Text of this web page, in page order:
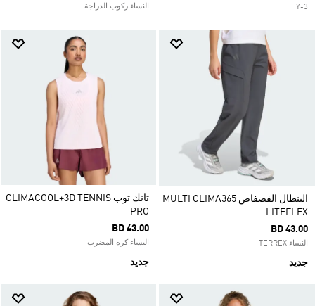
Y-3 النساء ركوب الدراجة
البنطال الفضفاض MULTI CLIMA365
LITEFLEX
BD 43.00
النساء TERREX
جديد
تانك توب CLIMACOOL+3D TENNIS
PRO
BD 43.00
النساء كرة المضرب
جديد